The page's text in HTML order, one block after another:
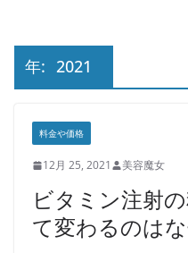
年: 2021
料金や価格
12月 25, 2021 美容魔女
ビタミン注射
て変わるのは